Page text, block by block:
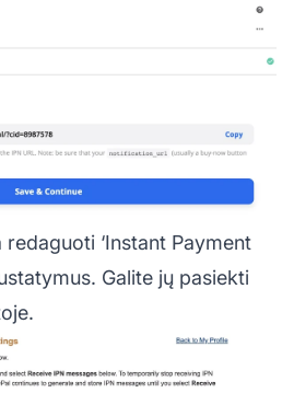
‘Instant Payment
Galite jų pasiekti